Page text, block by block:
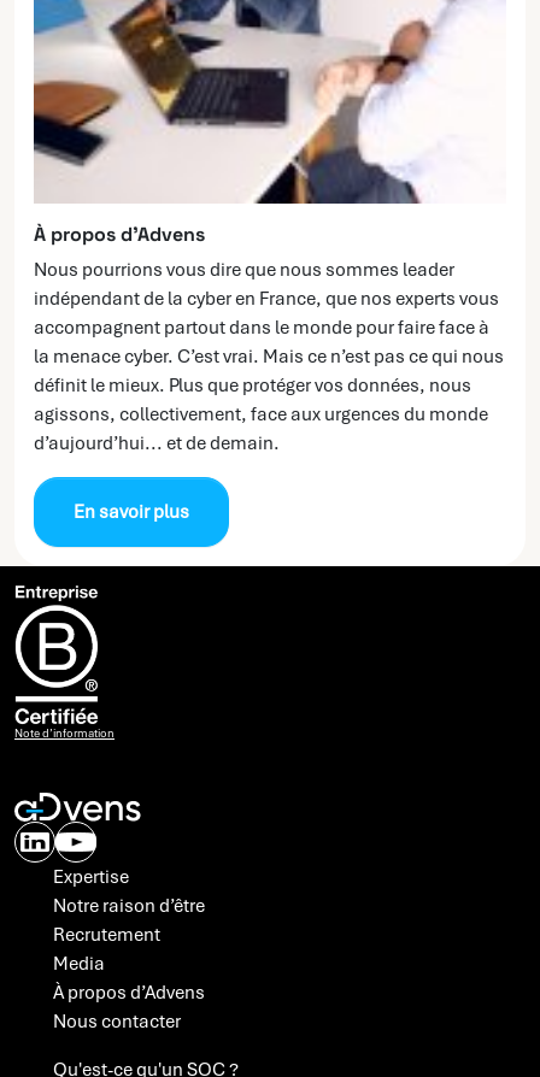
A propos des cookies
À propos d’Advens
Nous pourrions vous dire que nous sommes leader
indépendant de la cyber en France, que nos experts vous
accompagnent partout dans le monde pour faire face à
la menace cyber. C’est vrai. Mais ce n’est pas ce qui nous
définit le mieux. Plus que protéger vos données, nous
agissons, collectivement, face aux urgences du monde
d’aujourd’hui... et de demain.
En savoir plus
Note d’information
Expertise
Notre raison d’être
Recrutement
Media
À propos d’Advens
Nous contacter
Qu'est-ce qu'un SOC ?